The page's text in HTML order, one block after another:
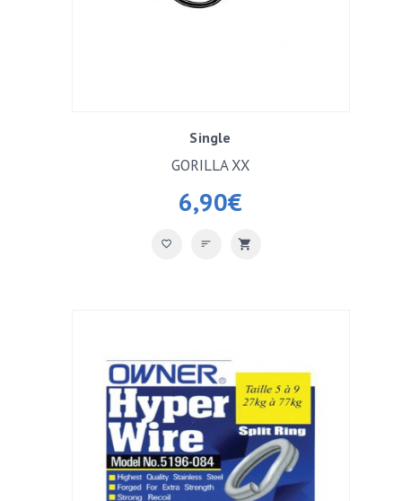
Single
6,90€
GORILLA XX